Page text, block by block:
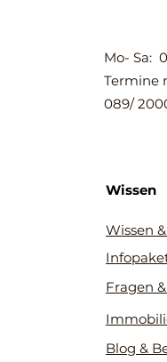
Mo- Sa:
Termine
089/
Wissen
Wissen
Fragen
Blog &